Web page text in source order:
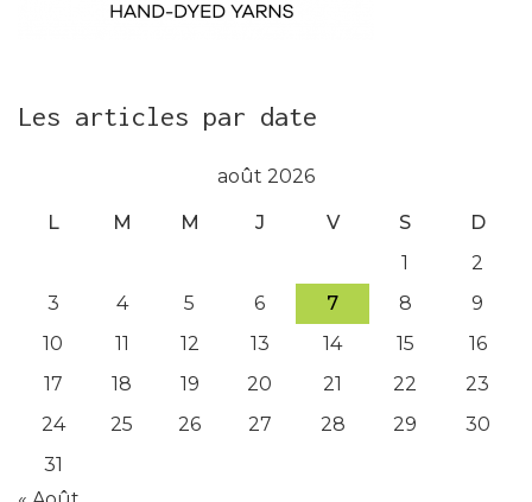
Les articles par date
août 2026
L M M J V S
D
1
2
3
4 5 6 7 8
9
10
11 12 13 14 15
16
17
18 19 20 21 22
23
24
25 26 27 28 29
30
31